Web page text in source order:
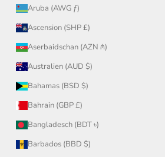
Aruba (AWG ƒ)
Ascension (SHP £)
Aserbaidschan (AZN ₼)
Australien (AUD $)
Bahamas (BSD $)
Bahrain (GBP £)
Bangladesch (BDT ৳)
Barbados (BBD $)